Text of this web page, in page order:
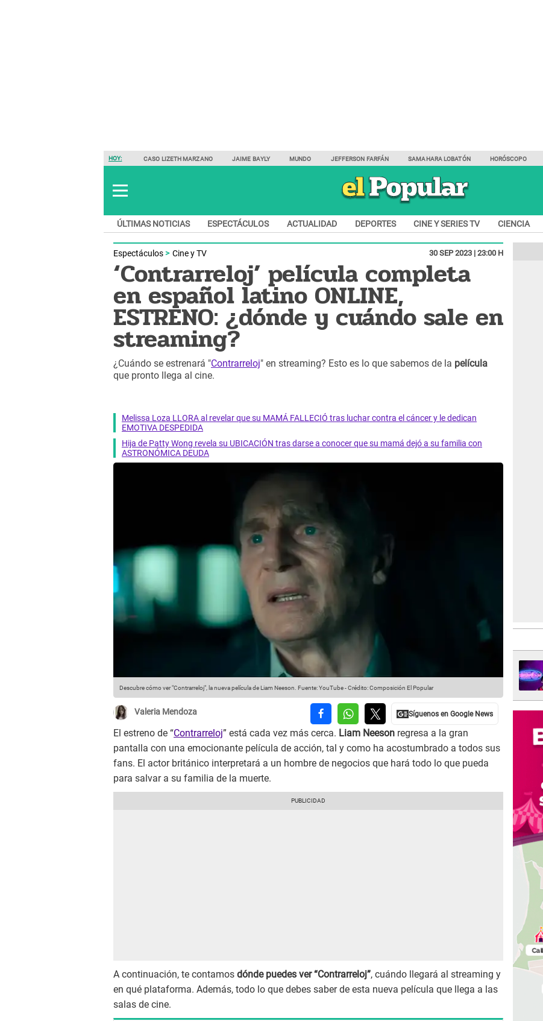
HOY: CASO LIZETH MARZANO JAIME BAYLY MUNDO JEFFERSON FARFÁN SAMAHARA LOBATÓN HORÓSCOPO
ÚLTIMAS NOTICIAS ESPECTÁCULOS ACTUALIDAD DEPORTES CINE Y SERIES TV CIENCIA
Espectáculos Cine y TV 30 SEP 2023 | 23:00 H
‘Contrarreloj’ película completa
en español latino ONLINE,
ESTRENO: ¿dónde y cuándo sale en
streaming?
¿Cuándo se estrenará "Contrarreloj" en streaming? Esto es lo que sabemos de la película
que pronto llega al cine.
Melissa Loza LLORA al revelar que su MAMÁ FALLECIÓ tras luchar contra el cáncer y le dedican
EMOTIVA DESPEDIDA
Hija de Patty Wong revela su UBICACIÓN tras darse a conocer que su mamá dejó a su familia con
ASTRONÓMICA DEUDA
Descubre cómo ver "Contrarreloj", la nueva película de Liam Neeson. Fuente: YouTube-Crédito: Composición El Popular
Valeria Mendoza
El estreno de “Contrarreloj” está cada vez más cerca. Liam Neeson regresa a la gran
pantalla con una emocionante película de acción, tal y como ha acostumbrado a todos sus
fans. El actor británico interpretará a un hombre de negocios que hará todo lo que pueda
para salvar a su familia de la muerte.
A continuación, te contamos dónde puedes ver “Contrarreloj”, cuándo llegará al streaming y
en qué plataforma. Además, todo lo que debes saber de esta nueva película que llega a las
salas de cine.